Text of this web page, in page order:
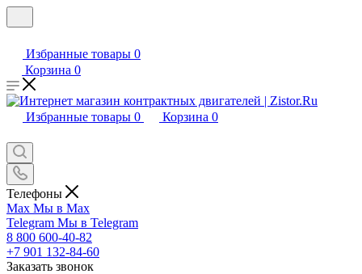
Избранные товары 0
Корзина 0
Избранные товары 0 Корзина 0
Телефоны
Max Мы в Max
Telegram Мы в Telegram
8 800 600-40-82
+7 901 132-84-60
Заказать звонок